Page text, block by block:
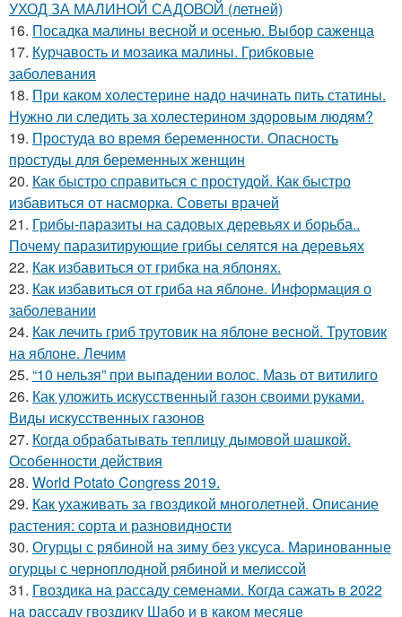
УХОД ЗА МАЛИНОЙ САДОВОЙ (летней)
16. Посадка малины весной и осенью. Выбор саженца
17. Курчавость и мозаика малины. Грибковые
заболевания
18. При каком холестерине надо начинать пить статины.
Нужно ли следить за холестерином здоровым людям?
19. Простуда во время беременности. Опасность
простуды для беременных женщин
20. Как быстро справиться с простудой. Как быстро
избавиться от насморка. Советы врачей
21. Грибы-паразиты на садовых деревьях и борьба..
Почему паразитирующие грибы селятся на деревьях
22. Как избавиться от грибка на яблонях.
23. Как избавиться от гриба на яблоне. Информация о
заболевании
24. Как лечить гриб трутовик на яблоне весной. Трутовик
на яблоне. Лечим
25. “10 нельзя” при выпадении волос. Мазь от витилиго
26. Как уложить искусственный газон своими руками.
Виды искусственных газонов
27. Когда обрабатывать теплицу дымовой шашкой.
Особенности действия
28. World Potato Congress 2019.
29. Как ухаживать за гвоздикой многолетней. Описание
растения: сорта и разновидности
30. Огурцы с рябиной на зиму без уксуса. Маринованные
огурцы с черноплодной рябиной и мелиссой
31. Гвоздика на рассаду семенами. Когда сажать в 2022
на рассаду гвоздику Шабо и в каком месяце